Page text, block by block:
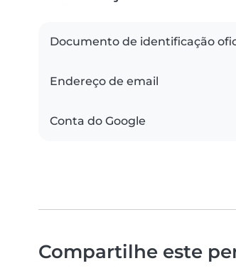
Documento de identificação
Endereço de email
Conta do Google
Compartilhe este